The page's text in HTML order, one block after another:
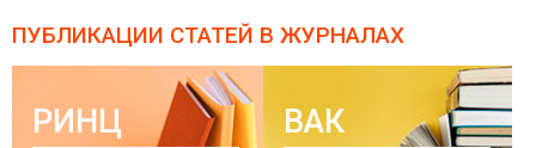
ПУБЛИКАЦИИ СТАТЕЙ В ЖУРНАЛАХ
РИНЦ ВАК